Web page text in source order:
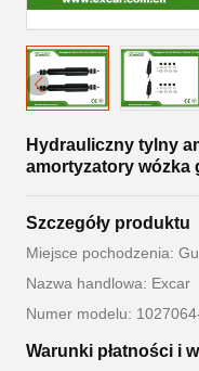
Hydrauliczny tylny
amortyzatory wózka
Szczegóły produktu
Miejsce pochodzenia:
Nazwa handlowa: Excar
Numer modelu:
Warunki płatności i